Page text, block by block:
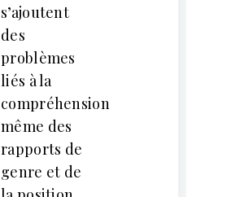
s’ajoutent
des
problèmes
liés à la
compréhension
même des
rapports de
genre et de